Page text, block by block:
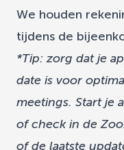
We houden
tijdens de
*Tip: zorg dat je
date is voor
meetings. Start je
of check in de
of de laatste